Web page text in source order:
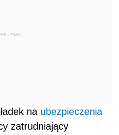
na ubezpieczenia
zatrudniający